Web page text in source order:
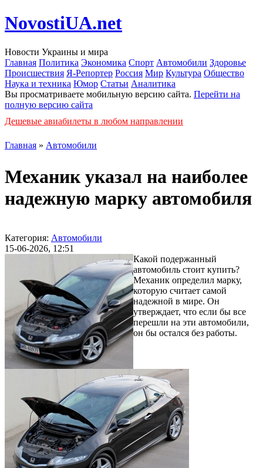
NovostiUA.net
Новости Украины и мира
Главная Политика Экономика Спорт Автомобили Здоровье
Происшествия Я-Репортер Россия Мир Культура Общество
Наука и техника Юмор Статьи Аналитика
Вы просматриваете мобильную версию сайта. Перейти на
полную версию сайта
Дешевые авиабилеты в любом направлении
Главная » Автомобили
Механик указал на наиболее
надежную марку автомобиля
Категория: Автомобили
15-06-2026, 12:51
Какой подержанный
автомобиль стоит купить?
Механик определил марку,
которую считает самой
надежной в мире. Он
утверждает, что если бы все
перешли на эти автомобили,
он бы остался без работы.